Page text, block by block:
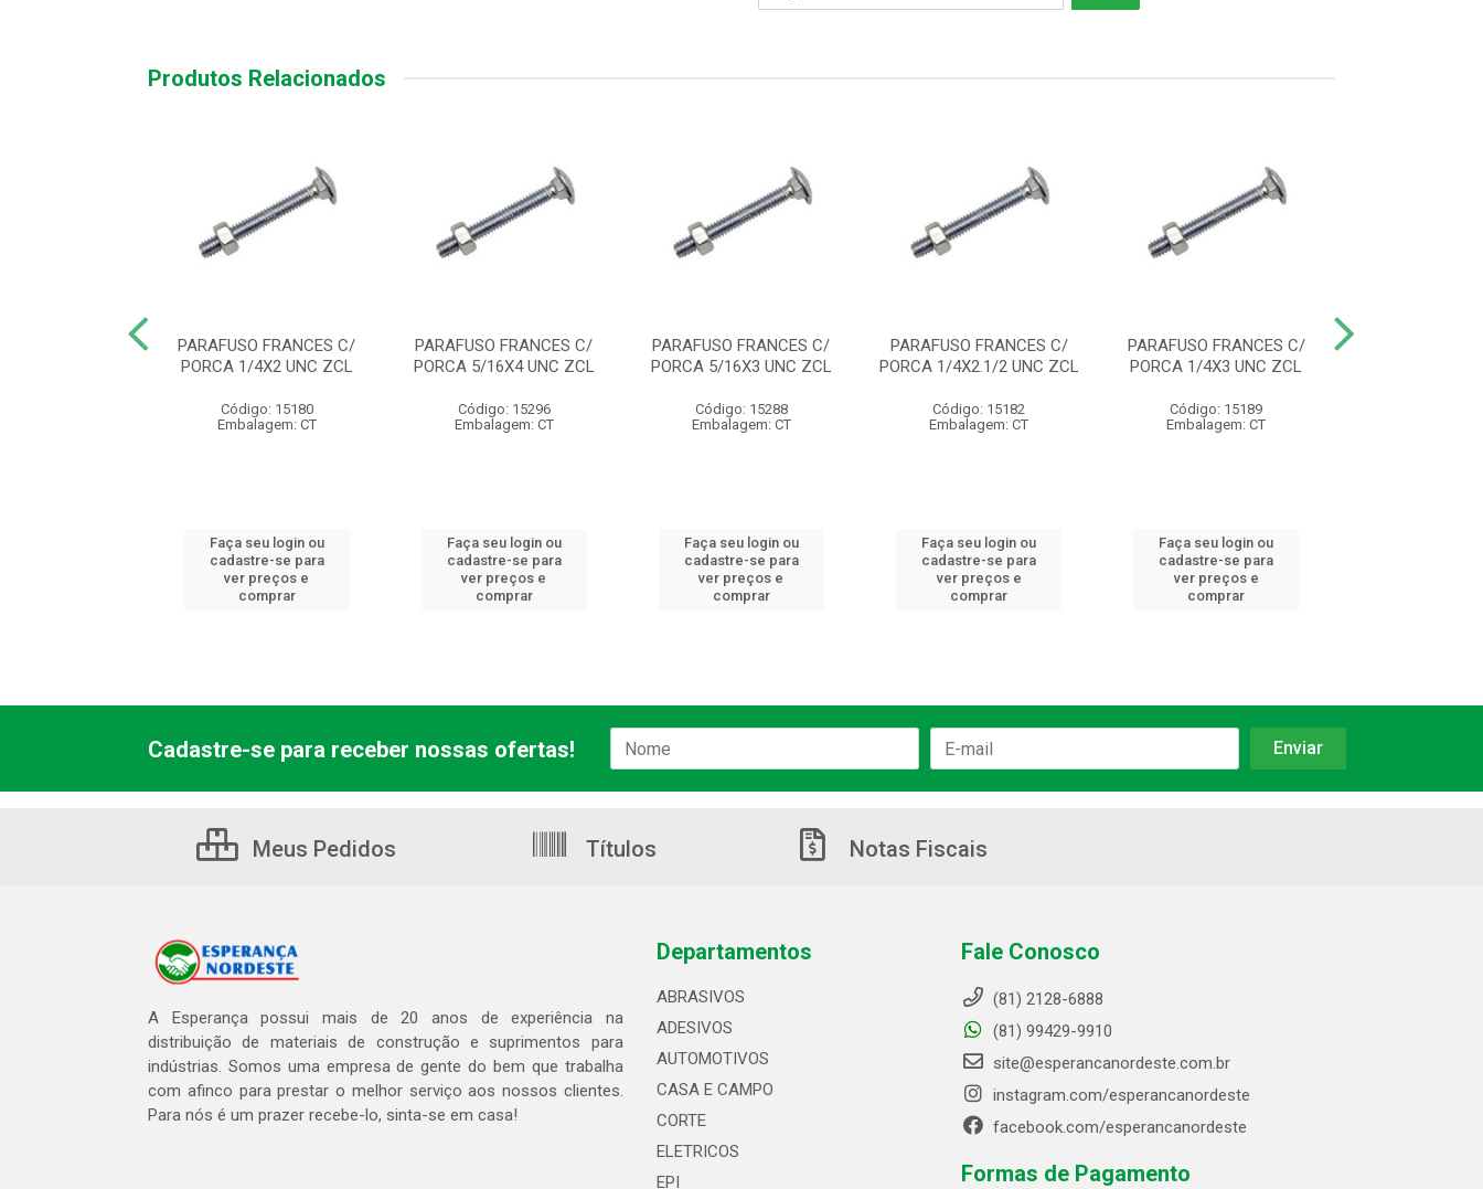
Produtos Relacionados
PARAFUSO FRANCES C/
PORCA 1/4X2 UNC ZCL
Código: 15180
Embalagem: CT
Faça seu login ou
cadastre-se para
ver preços e
comprar
PARAFUSO FRANCES C/
PORCA 5/16X4 UNC ZCL
Código: 15296
Embalagem: CT
Faça seu login ou
cadastre-se para
ver preços e
comprar
PARAFUSO FRANCES C/
PORCA 5/16X3 UNC ZCL
Código: 15288
Embalagem: CT
Faça seu login ou
cadastre-se para
ver preços e
comprar
PARAFUSO FRANCES C/
PORCA 1/4X2.1/2 UNC ZCL
Código: 15182
Embalagem: CT
Faça seu login ou
cadastre-se para
ver preços e
comprar
PARAFUSO FRANCES C/
PORCA 1/4X3 UNC ZCL
Código: 15189
Embalagem: CT
Faça seu login ou
cadastre-se para
ver preços e
comprar
Cadastre-se para receber nossas ofertas!
Meus Pedidos Títulos Notas Fiscais
A Esperança possui mais de 20 anos de experiência na
distribuição de materiais de construção e suprimentos para
indústrias. Somos uma empresa de gente do bem que trabalha
com afinco para prestar o melhor serviço aos nossos clientes.
Para nós é um prazer recebe-lo, sinta-se em casa!
Departamentos
ABRASIVOS
ADESIVOS
AUTOMOTIVOS
CASA E CAMPO
CORTE
ELETRICOS
EPI
Fale Conosco
(81) 2128-6888
(81) 99429-9910
site@esperancanordeste.com.br
instagram.com/esperancanordeste
facebook.com/esperancanordeste
Formas de Pagamento